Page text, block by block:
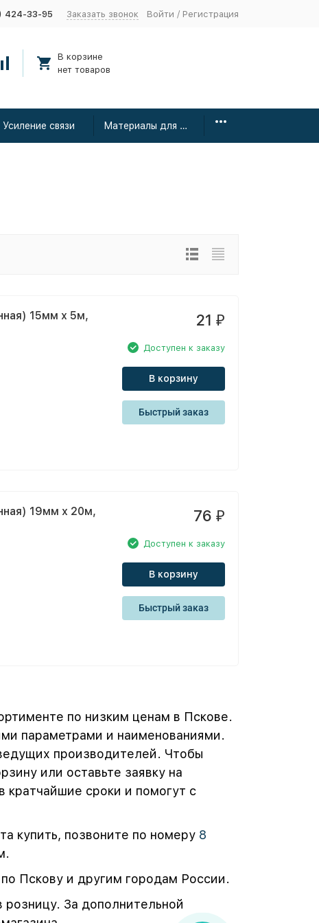
424-33-95 Заказать звонок Войти / Регистрация
В корзине
нет товаров
Усиление связи Материалы для монтажа
15мм х 5м,
21 ₽
Доступен к заказу
В корзину
Быстрый заказ
19мм х 20м,
76 ₽
Доступен к заказу
В корзину
Быстрый заказ
по низким ценам в Пскове.
параметрами и наименованиями.
производителей. Чтобы
или оставьте заявку на
сроки и помогут с
купить, позвоните по номеру 8
Пскову и другим городам России.
За дополнительной